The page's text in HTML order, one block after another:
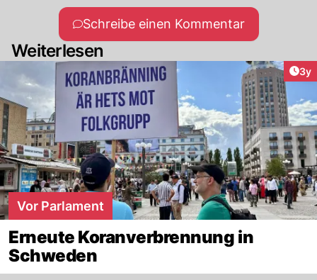
Schreibe einen Kommentar
Weiterlesen
3y
Vor Parlament
Erneute Koranverbrennung in
Schweden